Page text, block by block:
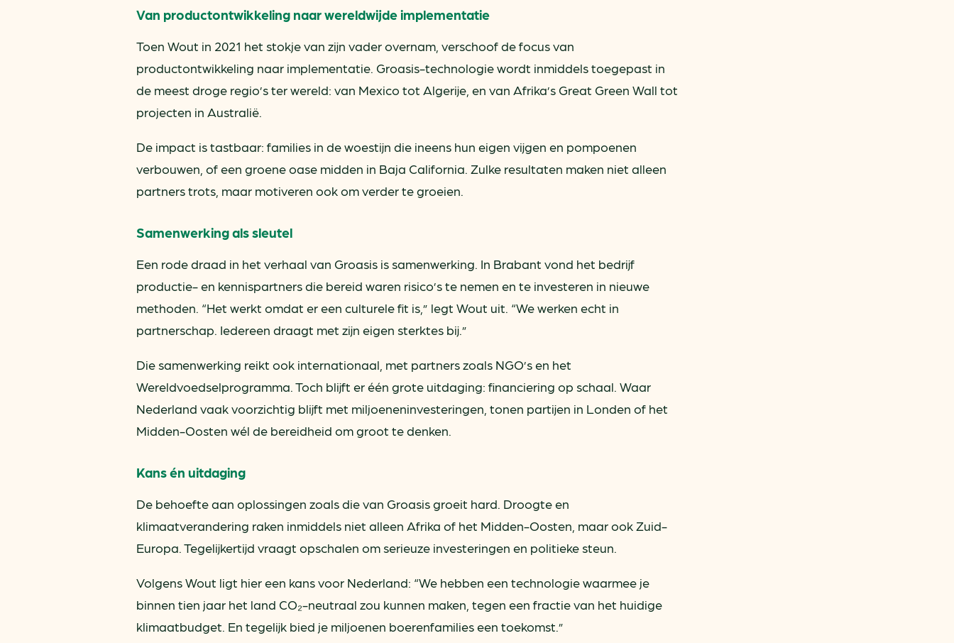
Van productontwikkeling naar wereldwijde implementatie
Toen Wout in 2021 het stokje van zijn vader overnam, verschoof de focus van
productontwikkeling naar implementatie. Groasis-technologie wordt inmiddels toegepast in
de meest droge regio’s ter wereld: van Mexico tot Algerije, en van Afrika’s Great Green Wall tot
projecten in Australië.
De impact is tastbaar: families in de woestijn die ineens hun eigen vijgen en pompoenen
verbouwen, of een groene oase midden in Baja California. Zulke resultaten maken niet alleen
partners trots, maar motiveren ook om verder te groeien.
Samenwerking als sleutel
Een rode draad in het verhaal van Groasis is samenwerking. In Brabant vond het bedrijf
productie- en kennispartners die bereid waren risico’s te nemen en te investeren in nieuwe
methoden. “Het werkt omdat er een culturele fit is,” legt Wout uit. “We werken echt in
partnerschap. Iedereen draagt met zijn eigen sterktes bij.”
Die samenwerking reikt ook internationaal, met partners zoals NGO’s en het
Wereldvoedselprogramma. Toch blijft er één grote uitdaging: financiering op schaal. Waar
Nederland vaak voorzichtig blijft met miljoeneninvesteringen, tonen partijen in Londen of het
Midden-Oosten wél de bereidheid om groot te denken.
Kans én uitdaging
De behoefte aan oplossingen zoals die van Groasis groeit hard. Droogte en
klimaatverandering raken inmiddels niet alleen Afrika of het Midden-Oosten, maar ook Zuid-
Europa. Tegelijkertijd vraagt opschalen om serieuze investeringen en politieke steun.
Volgens Wout ligt hier een kans voor Nederland: “We hebben een technologie waarmee je
binnen tien jaar het land CO₂-neutraal zou kunnen maken, tegen een fractie van het huidige
klimaatbudget. En tegelijk bied je miljoenen boerenfamilies een toekomst.”